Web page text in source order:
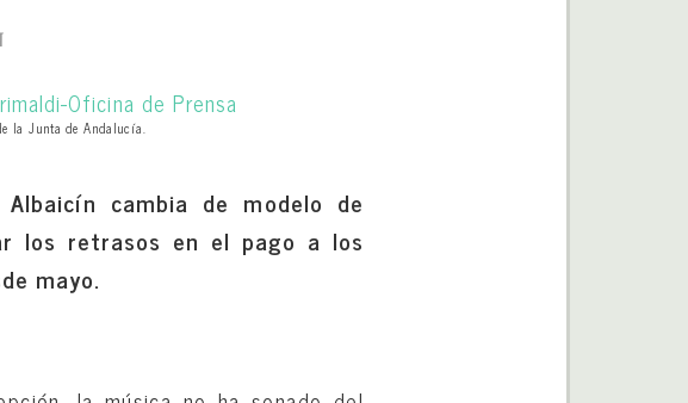
la Junta de Andalucía.
cambia de modelo de
los retrasos en el pago a los
mayo.